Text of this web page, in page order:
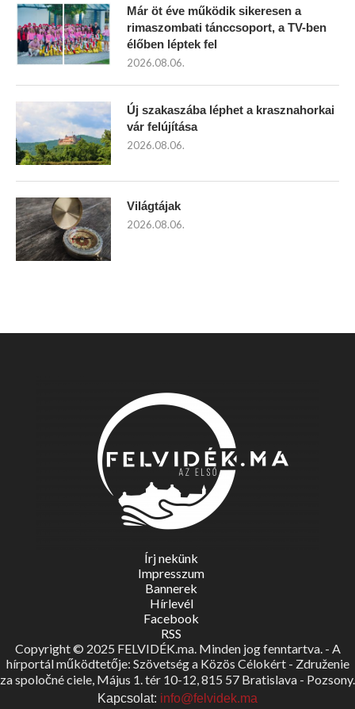
Már öt éve működik sikeresen a
rimaszombati tánccsoport, a TV-ben
élőben léptek fel
2026.08.06.
Új szakaszába léphet a krasznahorkai
vár felújítása
2026.08.06.
Világtájak
2026.08.06.
Írj nekünk
Impresszum
Bannerek
Hírlevél
Facebook
RSS
Copyright © 2025 FELVIDÉK.ma. Minden jog fenntartva. - A
hírportál működtetője: Szövetség a Közös Célokért - Združenie
za spoločné ciele, Május 1. tér 10-12, 815 57 Bratislava - Pozsony.
Kapcsolat: info@felvidek.ma